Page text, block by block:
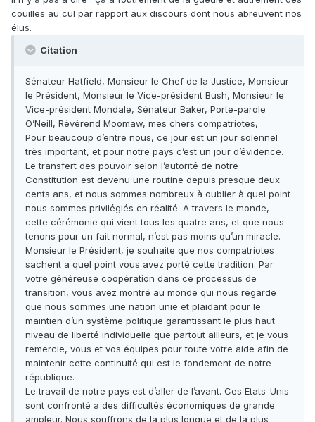
couilles au cul par rapport aux discours dont nous abreuvent nos
élus.
Citation
Sénateur Hatfield, Monsieur le Chef de la Justice, Monsieur
le Président, Monsieur le Vice-président Bush, Monsieur le
Vice-président Mondale, Sénateur Baker, Porte-parole
O’Neill, Révérend Moomaw, mes chers compatriotes,
Pour beaucoup d’entre nous, ce jour est un jour solennel
très important, et pour notre pays c’est un jour d’évidence.
Le transfert des pouvoir selon l’autorité de notre
Constitution est devenu une routine depuis presque deux
cents ans, et nous sommes nombreux à oublier à quel point
nous sommes privilégiés en réalité. A travers le monde,
cette cérémonie qui vient tous les quatre ans, et que nous
tenons pour un fait normal, n’est pas moins qu’un miracle.
Monsieur le Président, je souhaite que nos compatriotes
sachent a quel point vous avez porté cette tradition. Par
votre généreuse coopération dans ce processus de
transition, vous avez montré au monde qui nous regarde
que nous sommes une nation unie et plaidant pour le
maintien d’un système politique garantissant le plus haut
niveau de liberté individuelle que partout ailleurs, et je vous
remercie, vous et vos équipes pour toute votre aide afin de
maintenir cette continuité qui est le fondement de notre
république.
Le travail de notre pays est d’aller de l’avant. Ces Etats-Unis
sont confronté a des difficultés économiques de grande
ampleur. Nous souffrons de la plus longue et de la plus